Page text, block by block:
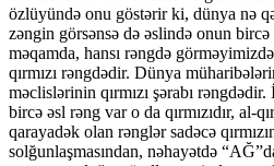
özlüyündə onu göstərir ki, dünya nə
zəngin görsənsə də əslində onun
məqamda, hansı rəngdə
qırmızı rəngdədir. Dünya
məclislərinin qırmızı şərabı
bircə əsl rəng var o da qırmızıdır, al-
qarayadək olan rənglər sadəcə
solğunlaşmasından, nəhayətdə